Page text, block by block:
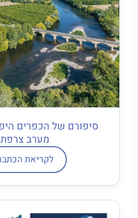
סיפורם של הכפרים
מערב צרפת
לקריאת